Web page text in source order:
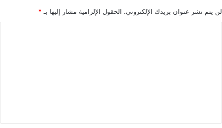
لن يتم نشر عنوان بريدك الإلكتروني. الحقول الإلزامية مشار إليها بـ *